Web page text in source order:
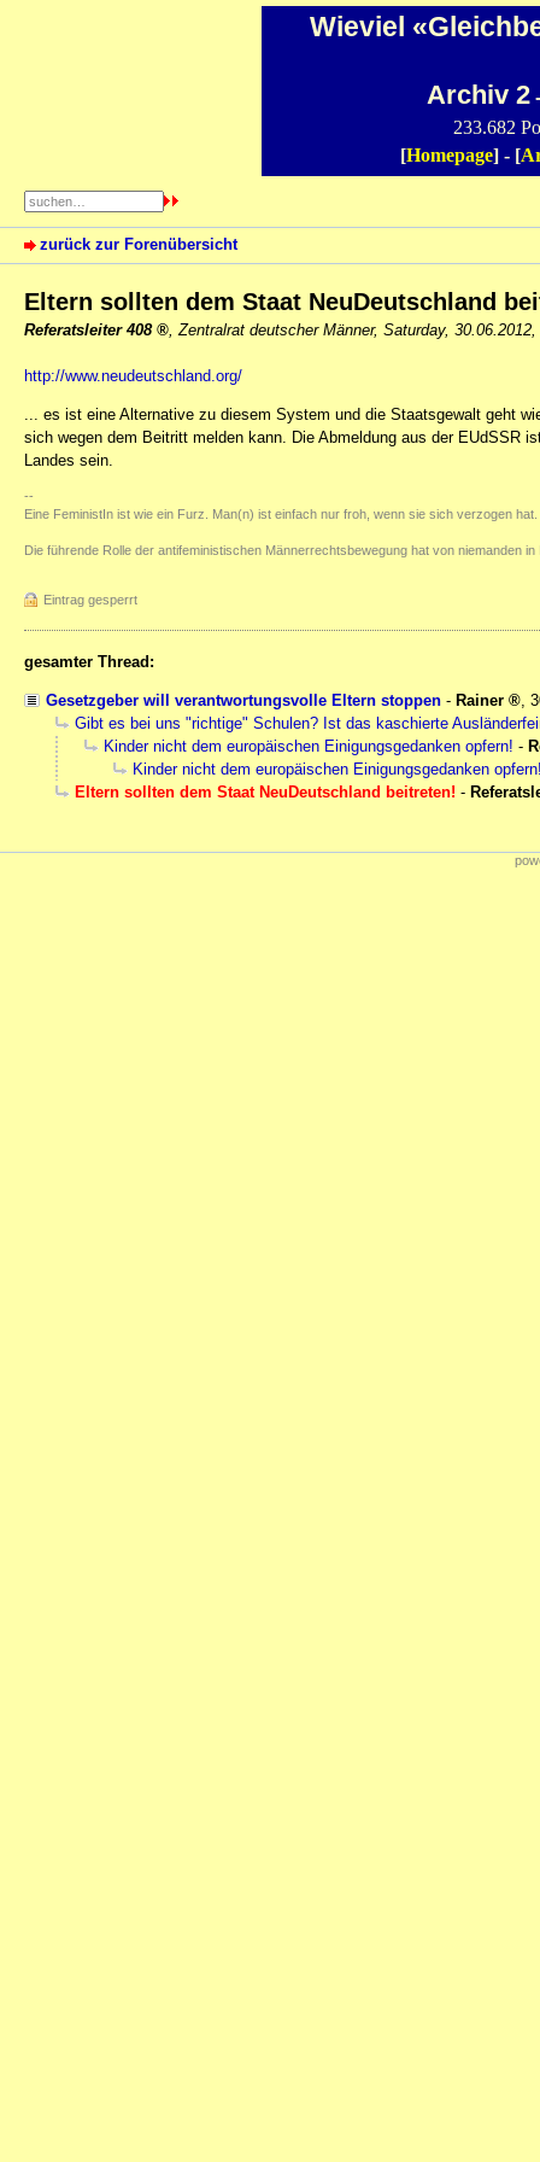
Wieviel
Archiv 2
233.682
[Homepage] - [
zurück zur Forenübersicht
Eltern sollten dem Staat NeuDeutschland
Referatsleiter 408 Zentralrat deutscher Männer, Saturday,
http://www.neudeutschland.org/
... es ist eine Alternative zu diesem System und die Staatsgewalt geht
sich wegen dem Beitritt melden kann. Die Abmeldung aus der EUdSSR
Landes sein.
--
Eine FeministIn ist wie ein Furz. Man(n) ist einfach nur froh, wenn sie sich verzogen hat.
Die führende Rolle der antifeministischen Männerrechtsbewegung hat von niemanden
Eintrag gesperrt
gesamter Thread:
Gesetzgeber will verantwortungsvolle Eltern stoppen - Rainer ,
Gibt es bei uns "richtige" Schulen? Ist das kaschierte
Kinder nicht dem europäischen Einigungsgedanken opfern! -
Kinder nicht dem europäischen Einigungsgedanken
Eltern sollten dem Staat NeuDeutschland beitreten! -